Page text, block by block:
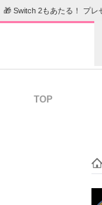
🎁 Switch 2もあたる！ プレ
TOP